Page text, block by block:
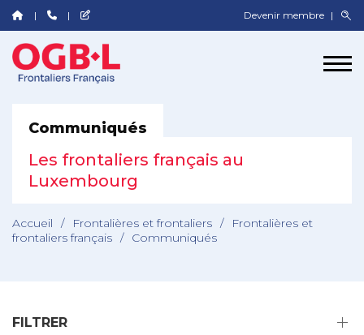
Devenir membre
Communiqués
Les frontaliers français au
Luxembourg
Accueil / Frontalières et frontaliers /
Frontalières et
frontaliers français / Communiqués
FILTRER